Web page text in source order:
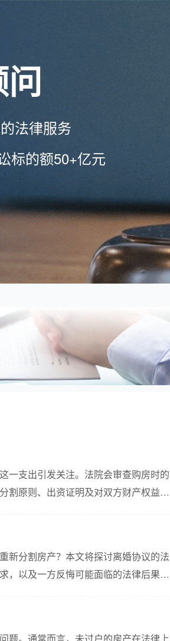
法律服务
标的额50+亿元
一支出引发关注。法院会审查购房时的
割原则、出资证明及对双方财产权益的
新分割房产？本文将探讨离婚协议的法
，以及一方反悔可能面临的法律后果和